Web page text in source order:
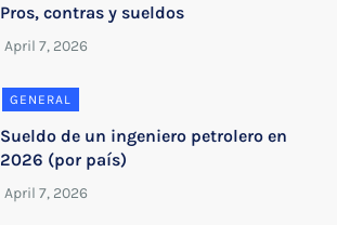
Pros, contras y sueldos
GENERAL
Sueldo de un ingeniero petrolero en
2026 (por país)